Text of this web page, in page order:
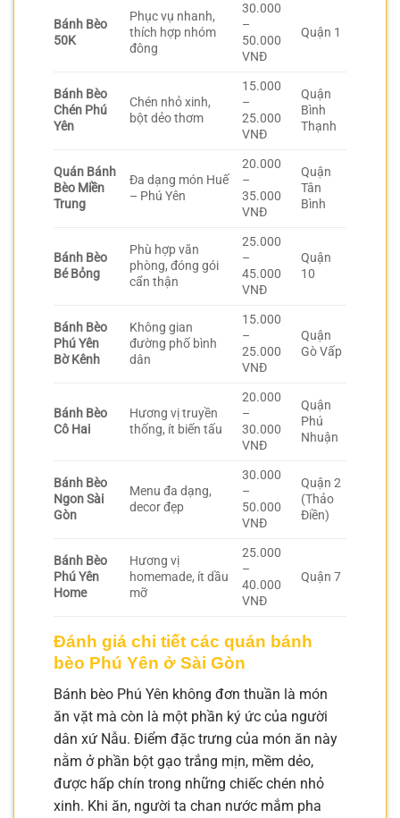
Bánh Bèo
50K
Phục vụ nhanh,
thích hợp nhóm
đông
30.000
–
50.000
VNĐ
Quận 1
Bánh Bèo
Chén Phú
Yên
Chén nhỏ xinh,
bột dẻo thơm
15.000
–
25.000
VNĐ
Quận
Bình
Thạnh
Quán Bánh
Bèo Miền
Trung
Đa dạng món Huế
– Phú Yên
20.000
–
35.000
VNĐ
Quận
Tân
Bình
Bánh Bèo
Bé Bỏng
Phù hợp văn
phòng, đóng gói
cẩn thận
25.000
–
45.000
VNĐ
Quận
10
Bánh Bèo
Phú Yên
Bờ Kênh
Không gian
đường phố bình
dân
15.000
–
25.000
VNĐ
Quận
Gò Vấp
Bánh Bèo
Cô Hai
Hương vị truyền
thống, ít biến tấu
20.000
–
30.000
VNĐ
Quận
Phú
Nhuận
Bánh Bèo
Ngon Sài
Gòn
Menu đa dạng,
decor đẹp
30.000
–
50.000
VNĐ
Quận 2
(Thảo
Điền)
Bánh Bèo
Phú Yên
Home
Hương vị
homemade, ít dầu
mỡ
25.000
–
40.000
VNĐ
Quận 7
Đánh giá chi tiết các quán bánh
bèo Phú Yên ở Sài Gòn
Bánh bèo Phú Yên không đơn thuần là món
ăn vặt mà còn là một phần ký ức của người
dân xứ Nẫu. Điểm đặc trưng của món ăn này
nằm ở phần bột gạo trắng mịn, mềm dẻo,
được hấp chín trong những chiếc chén nhỏ
xinh. Khi ăn, người ta chan nước mắm pha